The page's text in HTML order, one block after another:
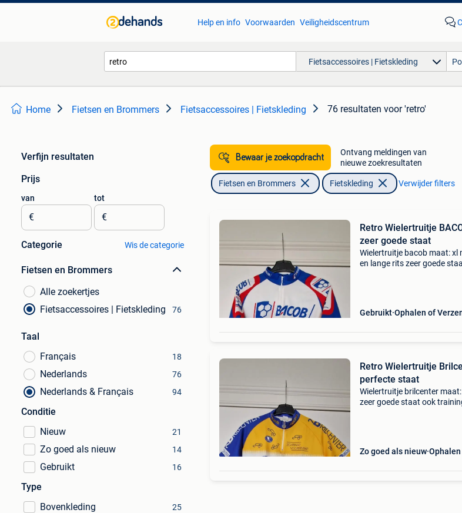
Help en info Voorwaarden Veiligheidscentrum
Fietsaccessoires | Fietskleding
Home Fietsen en Brommers Fietsaccessoires | Fietskleding 76 resultaten voor 'retro'
Verfijn resultaten
Prijs
van
€
tot
€
Categorie Wis de categorie
Fietsen en Brommers
Alle zoekertjes
Fietsaccessoires | Fietskleding
76
Taal
Français
18
Nederlands 76
Nederlands & Français 94
Conditie
Nieuw
21
Zo goed als nieuw 14
Gebruikt 16
Type
Bovenkleding
25
Bewaar je zoekopdracht
Ontvang meldingen van
nieuwe zoekresultaten
Fietsen en Brommers Fietskleding Verwijder filters
Retro Wielertruitje
zeer goede staat
Wielertruitje bacob maat: xl
en lange rits zeer goede
Gebruikt Ophalen of
Retro Wielertruitje
perfecte staat
Wielertruitje brilcenter
zeer goede staat ook
Zo goed als nieuw